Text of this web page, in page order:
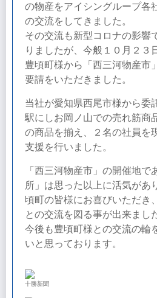
の物産をアイシングループ各
の交流をしてきました。
その交流も新型コロナの影響
りましたが、今般１０月２３
豊頃町様から「西三河物産市
要請をいただきました。
当社が愛知県西尾市様から委
駅にしお岡ノ山での売れ筋商
の商品を揃え、２名の社員を
支援を行いました。
「西三河物産市」の開催地で
所」は思った以上に活気があ
頃町の皆様にお喜びいただき
との交流を図る事が出来まし
今後も豊頃町様との交流の輪
いと思っております。
十勝新聞